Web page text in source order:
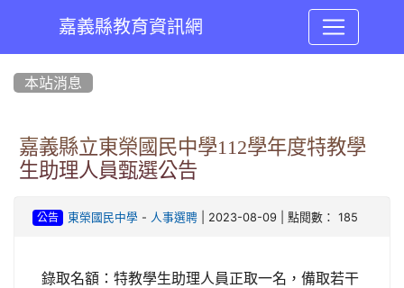
嘉義縣教育資訊網
本站消息
嘉義縣立東榮國民中學112學年度特教學
生助理人員甄選公告
公告 東榮國民中學- 人事選聘| 2023-08-09 | 點閱數： 185
錄取名額：特教學生助理人員正取一名，備取若干